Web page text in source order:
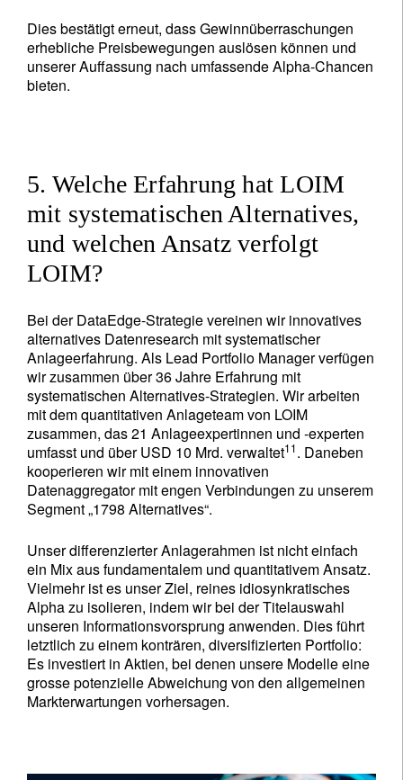
Dies bestätigt erneut, dass Gewinnüberraschungen
erhebliche Preisbewegungen auslösen können und
unserer Auffassung nach umfassende Alpha-Chancen
bieten.
5. Welche Erfahrung hat LOIM
mit systematischen Alternatives,
und welchen Ansatz verfolgt
LOIM?
Bei der DataEdge-Strategie vereinen wir innovatives
alternatives Datenresearch mit systematischer
Anlageerfahrung. Als Lead Portfolio Manager verfügen
wir zusammen über 36 Jahre Erfahrung mit
systematischen Alternatives-Strategien. Wir arbeiten
mit dem quantitativen Anlageteam von LOIM
zusammen, das 21 Anlageexpertinnen und -experten
umfasst und über USD 10 Mrd. verwaltet11. Daneben
kooperieren wir mit einem innovativen
Datenaggregator mit engen Verbindungen zu unserem
Segment „1798 Alternatives“.
Unser differenzierter Anlagerahmen ist nicht einfach
ein Mix aus fundamentalem und quantitativem Ansatz.
Vielmehr ist es unser Ziel, reines idiosynkratisches
Alpha zu isolieren, indem wir bei der Titelauswahl
unseren Informationsvorsprung anwenden. Dies führt
letztlich zu einem konträren, diversifizierten Portfolio:
Es investiert in Aktien, bei denen unsere Modelle eine
grosse potenzielle Abweichung von den allgemeinen
Markterwartungen vorhersagen.